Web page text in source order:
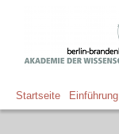
Startseite Einführung